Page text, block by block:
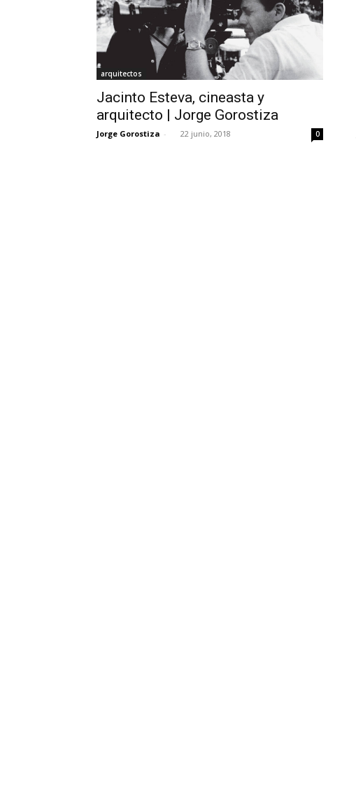
arquitectos
Jacinto Esteva, cineasta y
arquitecto | Jorge Gorostiza
Jorge Gorostiza - 22 junio, 2018 0